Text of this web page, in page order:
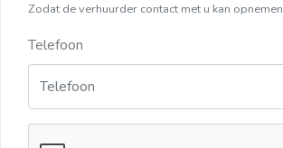
Zodat de verhuurder contact met u kan opnemen
Telefoon